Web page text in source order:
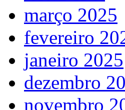
março 2025
fevereiro
janeiro 2025
dezembro
novembro